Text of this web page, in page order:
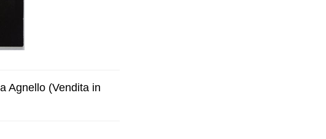
Agnello (Vendita in